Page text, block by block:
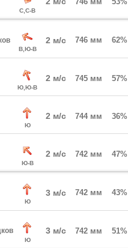
С,С-В
В,Ю-В
2 м/с 746 мм 62%
Ю,Ю-В
2 м/с 745 мм 57%
Ю
2 м/с 744 мм 36%
Ю-В
2 м/с 742 мм 47%
Ю
3 м/с 742 мм 43%
Ю
3 м/с 742 мм 51%